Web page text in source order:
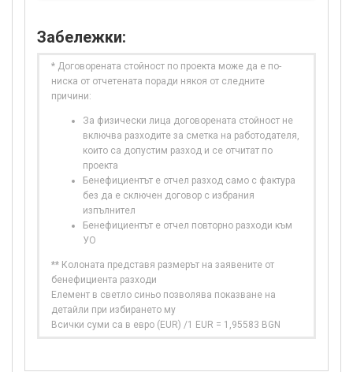
Забележки:
* Договорената стойност по проекта може да е по-
ниска от отчетената поради някоя от следните
причини:
За физически лица договорената стойност не
включва разходите за сметка на работодателя,
които са допустим разход и се отчитат по
проекта
Бенефициентът е отчел разход само с фактура
без да е сключен договор с избрания
изпълнител
Бенефициентът е отчел повторно разходи към
УО
** Колоната представя размерът на заявените от
бенефициента разходи
Елемент в светло синьо позволява показване на
детайли при избирането му
Всички суми са в евро (EUR) /1 EUR = 1,95583 BGN